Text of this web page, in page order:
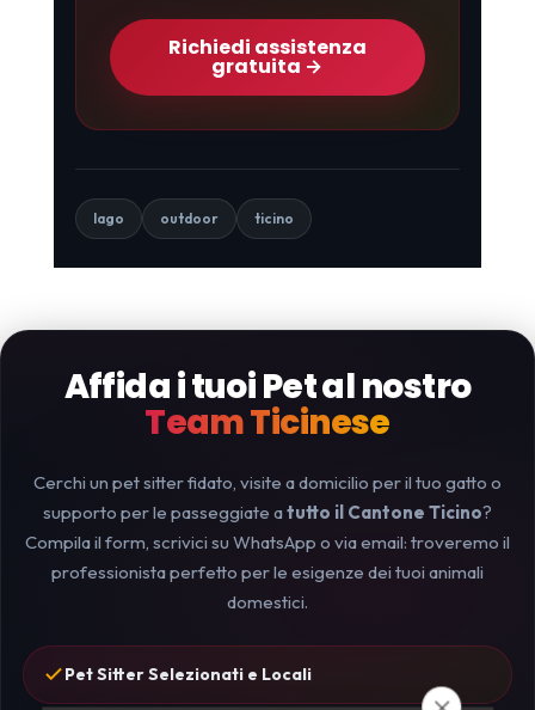
Richiedi assistenza
gratuita →
lago outdoor ticino
Affida i tuoi Pet al nostro
Team Ticinese
Cerchi un pet sitter fidato, visite a domicilio per il tuo gatto o
supporto per le passeggiate atutto il Cantone Ticino?
Compila il form, scrivici su WhatsApp o via email: troveremo il
professionista perfetto per le esigenze dei tuoi animali
domestici.
Pet Sitter Selezionati e Locali